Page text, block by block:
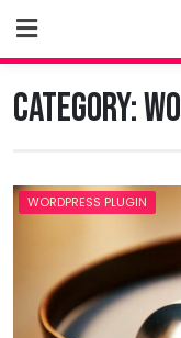
to
content
Category:
WORDPRESS PLUGIN